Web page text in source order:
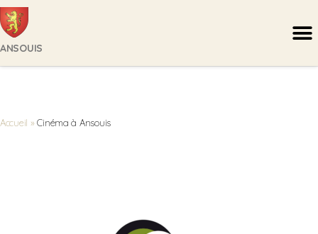
ANSOUIS
Accueil »Cinéma à Ansouis